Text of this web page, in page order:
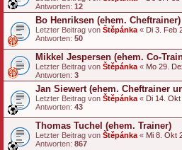
Antworten: 12
Bo Henriksen (ehem. Cheftrainer)
Letzter Beitrag von Štěpánka « Di 3. Feb
Antworten: 50
Mikkel Jespersen (ehem. Co-
Letzter Beitrag von Štěpánka « Mo 29.
Antworten: 3
Jan Siewert (ehem. Cheftrainer
Letzter Beitrag von Štěpánka « Di 14.
Antworten: 43
Thomas Tuchel (ehem. Trainer)
Letzter Beitrag von Štěpánka « Mi 8. Okt
Antworten: 867